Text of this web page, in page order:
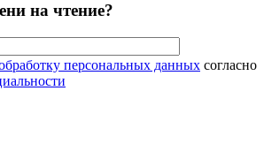
на чтение?
персональных данных согласно